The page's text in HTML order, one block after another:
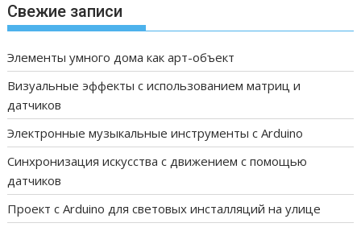
Свежие записи
Элементы умного дома как арт-объект
Визуальные эффекты с использованием матриц и
датчиков
Электронные музыкальные инструменты с Arduino
Синхронизация искусства с движением с помощью
датчиков
Проект с Arduino для световых инсталляций на улице